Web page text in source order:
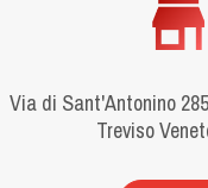
Via di Sant'Antonino
Treviso